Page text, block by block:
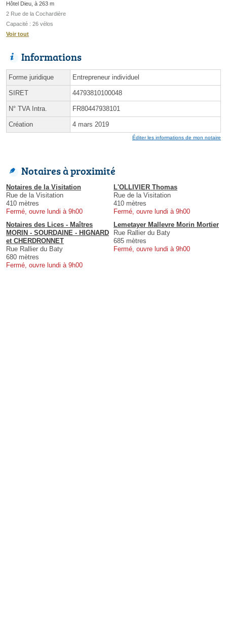
Hôtel Dieu, à 263 m
2 Rue de la Cochardière
Capacité : 26 vélos
Voir tout
Informations
Forme juridique Entrepreneur individuel
SIRET 44793810100048
N° TVA Intra. FR80447938101
Création 4 mars 2019
Éditer les informations de mon notaire
Notaires à proximité
Notaires de la Visitation
Rue de la Visitation
410 mètres
Fermé, ouvre lundi à 9h00
L'OLLIVIER Thomas
Rue de la Visitation
410 mètres
Fermé, ouvre lundi à 9h00
Notaires des Lices - Maîtres
MORIN - SOURDAINE - HIGNARD
et CHERDRONNET
Rue Rallier du Baty
680 mètres
Fermé, ouvre lundi à 9h00
Lemetayer Mallevre Morin Mortier
Rue Rallier du Baty
685 mètres
Fermé, ouvre lundi à 9h00